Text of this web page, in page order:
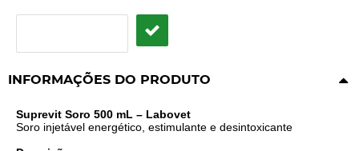
INFORMAÇÕES DO PRODUTO
Suprevit Soro 500 mL – Labovet
Soro injetável energético, estimulante e desintoxicante